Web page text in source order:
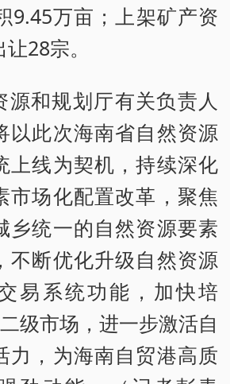
9.45万亩；上架矿产资
28宗。
源和规划厅有关负责人
以此次海南省自然资源
上线为契机，持续深化
市场化配置改革，聚焦
乡统一的自然资源要素
不断优化升级自然资源
易系统功能，加快培
级市场，进一步激活自
力，为海南自贸港高质